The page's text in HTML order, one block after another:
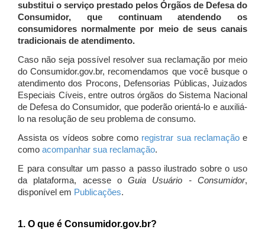
substitui o serviço prestado pelos Órgãos de Defesa do
Consumidor, que continuam atendendo os
consumidores normalmente por meio de seus canais
tradicionais de atendimento.
Caso não seja possível resolver sua reclamação por meio
do Consumidor.gov.br, recomendamos que você busque o
atendimento dos Procons, Defensorias Públicas, Juizados
Especiais Cíveis, entre outros órgãos do Sistema Nacional
de Defesa do Consumidor, que poderão orientá-lo e auxiliá-
lo na resolução de seu problema de consumo.
Assista os vídeos sobre como registrar sua reclamaçãoe
como acompanhar sua reclamação.
E para consultar um passo a passo ilustrado sobre o uso
da plataforma, acesse oGuia Usuário - Consumidor,
disponível em Publicações.
1. O que é Consumidor.gov.br?